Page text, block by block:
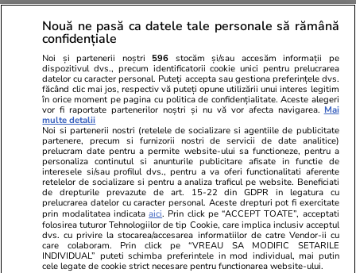
Politică 04 aug.
România riscă să piardă
miliarde de euro din PNRR
după un vot în Senat. De ce
sunt contestate modificările la
legea decarbonizării
Știri România 03 aug.
Cinci hotărâri de Guvern atacate
de PSD au fost suspendate de
Curtea de Apel București.
Executivul acuză blocarea unor
Nouă ne pasă ca datele tale personale să rămână
confidențiale
Noi și partenerii noștri 596 stocăm și/sau accesăm informații pe
dispozitivul dvs., precum identificatorii cookie unici pentru prelucrarea
datelor cu caracter personal. Puteți accepta sau gestiona preferințele dvs.
făcând clic mai jos, respectiv vă puteți opune utilizării unui interes legitim
în orice moment pe pagina cu politica de confidențialitate. Aceste alegeri
vor fi raportate partenerilor noștri și nu vă vor afecta navigarea. Mai
multe detalii
Noi si partenerii nostri (retelele de socializare si agentiile de publicitate
partenere, precum si furnizorii nostri de servicii de date analitice)
prelucram date pentru a permite website-ului sa functioneze, pentru a
personaliza continutul si anunturile publicitare afisate in functie de
interesele si/sau profilul dvs., pentru a va oferi functionalitati aferente
retelelor de socializare si pentru a analiza traficul pe website. Beneficiati
de drepturile prevazute de art. 15-22 din GDPR in legatura cu
prelucrarea datelor cu caracter personal. Aceste drepturi pot fi exercitate
prin modalitatea indicataaici. Prin click pe “ACCEPT TOATE”, acceptati
folosirea tuturor Tehnologiilor de tip Cookie, care implica inclusiv acceptul
dvs. cu privire la stocarea/accesarea informatiilor de catre Vendor-ii cu
care colaboram. Prin click pe “VREAU SA MODIFIC SETARILE
INDIVIDUAL” puteti schimba preferintele in mod individual, mai putin
cele legate de cookie strict necesare pentru functionarea website-ului.